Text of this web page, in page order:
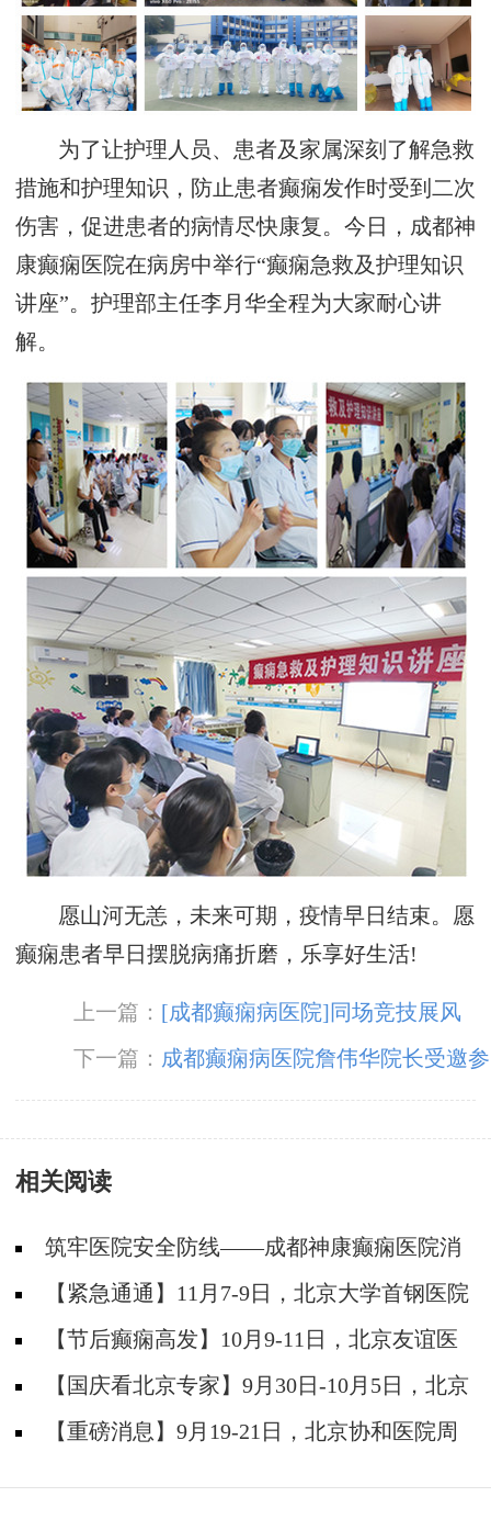
为了让护理人员、患者及家属深刻了解急救
措施和护理知识，防止患者癫痫发作时受到二次
伤害，促进患者的病情尽快康复。今日，成都神
康癫痫医院在病房中举行“癫痫急救及护理知识
讲座”。护理部主任李月华全程为大家耐心讲
解。
愿山河无恙，未来可期，疫情早日结束。愿
癫痫患者早日摆脱病痛折磨，乐享好生活!
上一篇： [成都癫痫病医院]同场竞技展风
采！护士节，我院成功举办心肺复苏技能大赛
下一篇： 成都癫痫病医院詹伟华院长受邀参
加【“维”我创新·“浦”写未来】癫痫线上交流会
相关阅读
筑牢医院安全防线——成都神康癫痫医院消
防安全培训纪实
【紧急通通】11月7-9日，北京大学首钢医院
神经内科胡颖教授亲临成都会诊，破解癫痫疑难
【节后癫痫高发】10月9-11日，北京友谊医
院陈葵博士免费会诊+治疗援助，破解癫痫难
题！
【国庆看北京专家】9月30日-10月5日，北京
天坛&首钢医院两大专家蓉城亲诊+癫痫大额救
【重磅消息】9月19-21日，北京协和医院周